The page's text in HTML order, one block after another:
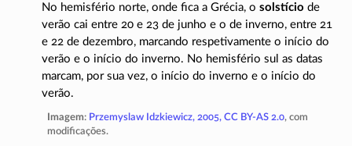
No hemisfério norte, onde fica a Grécia, o solstício de
verão cai entre 20 e 23 de junho e o de inverno, entre 21
e 22 de dezembro, marcando respetivamente o início do
verão e o início do inverno. No hemisfério sul as datas
marcam, por sua vez, o início do inverno e o início do
verão.
Imagem: Przemyslaw Idzkiewicz, 2005, CC BY-AS 2.0, com
modificações.